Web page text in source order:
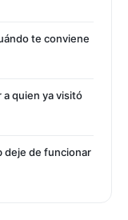
te conviene
a quien ya visitó
deje de funcionar